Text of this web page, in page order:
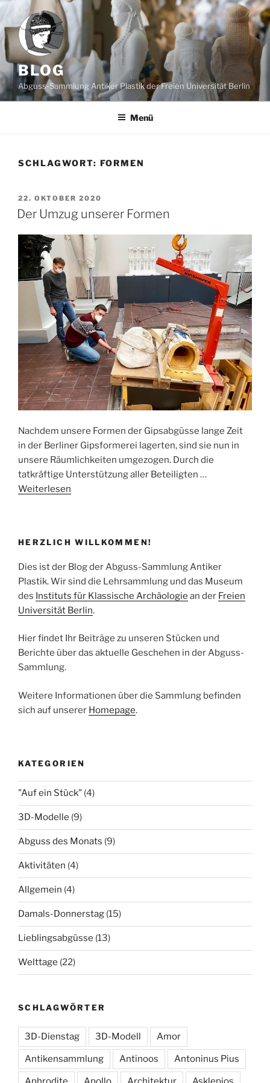
Zum
Inhalt
springen
BLOG
Abguss-Sammlung Antiker Plastik der Freien Universität Berlin
Menü
SCHLAGWORT: FORMEN
VERÖFFENTLICHT
AM
22. OKTOBER 2020
Der Umzug unserer Formen
Nachdem unsere Formen der Gipsabgüsse lange Zeit
in der Berliner Gipsformerei lagerten, sind sie nun in
unsere Räumlichkeiten umgezogen. Durch die
tatkräftige Unterstützung aller Beteiligten …
Weiterlesen
HERZLICH WILLKOMMEN!
Dies ist der Blog der Abguss-Sammlung Antiker
Plastik. Wir sind die Lehrsammlung und das Museum
des Instituts für Klassische Archäologie an der Freien
Universität Berlin.
Hier findet Ihr Beiträge zu unseren Stücken und
Berichte über das aktuelle Geschehen in der Abguss-
Sammlung.
Weitere Informationen über die Sammlung befinden
sich auf unserer Homepage.
KATEGORIEN
"Auf ein Stück" (4)
3D-Modelle (9)
Abguss des Monats (9)
Aktivitäten (4)
Allgemein (4)
Damals-Donnerstag (15)
Lieblingsabgüsse (13)
Welttage (22)
SCHLAGWÖRTER
3D-Dienstag 3D-Modell Amor
Antikensammlung Antinoos Antoninus Pius